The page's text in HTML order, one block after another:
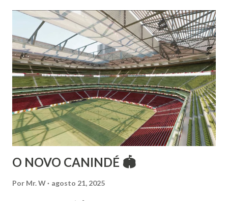
Esteve na Índia aprofundando seus estudos neste estilo
além de partir para pesquisa e vivência das danças
folclóricas do Rajastão (Kalbelia, Banjara, Ghoomar, Chair).
Bailarina profissional e professora de dança. Dedica-se há
15 anos ao estudo e pesquisa de danças étnicas, em especial
às danças ciganas, árabes e indianas. Iniciou seus estudos de
dança aos 4 anos de idade (em 1982) no balé clássico,
passando por diversas atividades co...
O NOVO CANINDÉ 🏟
Por Mr. W agosto 21, 2025